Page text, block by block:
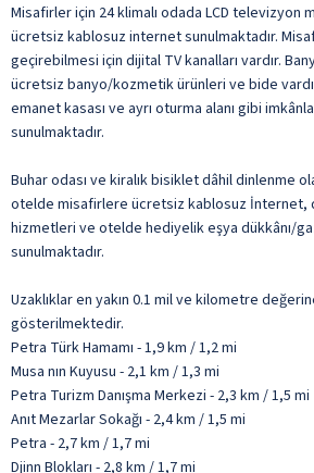
Misafirler için 24 klimalı odada LCD televizyon
ücretsiz kablosuz internet sunulmaktadır.
geçirebilmesi için dijital TV kanalları vardır.
ücretsiz banyo/kozmetik ürünleri ve bide
emanet kasası ve ayrı oturma alanı gibi
sunulmaktadır.
Buhar odası ve kiralık bisiklet dâhil dinlenme
otelde misafirlere ücretsiz kablosuz İnternet,
hizmetleri ve otelde hediyelik eşya dükkânı/
sunulmaktadır.
Uzaklıklar en yakın 0.1 mil ve kilometre
gösterilmektedir.
Petra Türk Hamamı - 1,9 km / 1,2 mi
Musa nın Kuyusu - 2,1 km / 1,3 mi
Petra Turizm Danışma Merkezi - 2,3 km / 1,5 mi
Anıt Mezarlar Sokağı - 2,4 km / 1,5 mi
Petra - 2,7 km / 1,7 mi
Djinn Blokları - 2,8 km / 1,7 mi